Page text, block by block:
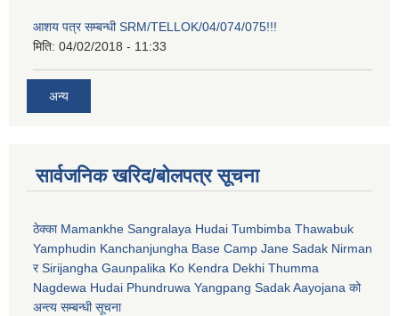
आशय पत्र सम्बन्धी SRM/TELLOK/04/074/075!!!
मिति: 04/02/2018 - 11:33
अन्य
सार्वजनिक खरिद/बोलपत्र सूचना
ठेक्का Mamankhe Sangralaya Hudai Tumbimba Thawabuk
Yamphudin Kanchanjungha Base Camp Jane Sadak Nirman
र Sirijangha Gaunpalika Ko Kendra Dekhi Thumma
Nagdewa Hudai Phundruwa Yangpang Sadak Aayojana को
अन्त्य सम्बन्धी सूचना